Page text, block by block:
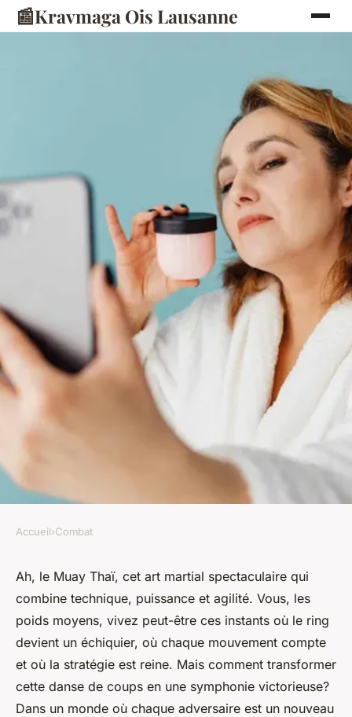
📰Kravmaga Ois Lausanne
Comment développer une
stratégie de combat efficace
en Muay Thaï pour les poids
moyens ?
Océane•19 janvier 2024 •4 min de lecture
Accueil›Combat
Ah, le Muay Thaï, cet art martial spectaculaire qui
combine technique, puissance et agilité. Vous, les
poids moyens, vivez peut-être ces instants où le ring
devient un échiquier, où chaque mouvement compte
et où la stratégie est reine. Mais comment transformer
cette danse de coups en une symphonie victorieuse?
Dans un monde où chaque adversaire est un nouveau